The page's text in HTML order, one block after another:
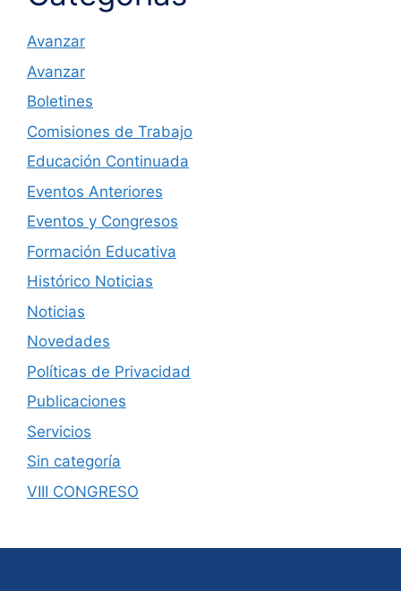
Avanzar
Avanzar
Boletines
Comisiones de Trabajo
Educación Continuada
Eventos Anteriores
Eventos y Congresos
Formación Educativa
Histórico Noticias
Noticias
Novedades
Políticas de Privacidad
Publicaciones
Servicios
Sin categoría
VIII CONGRESO